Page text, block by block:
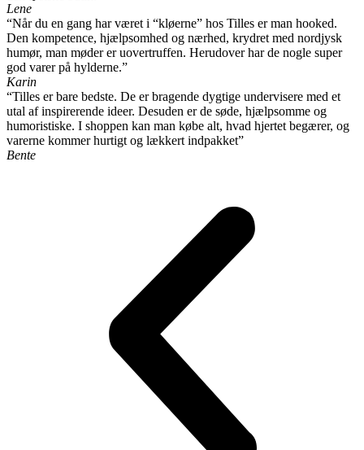
Lene
“Når du en gang har været i “kløerne” hos Tilles er man hooked.
Den kompetence, hjælpsomhed og nærhed, krydret med nordjysk
humør, man møder er uovertruffen. Herudover har de nogle super
god varer på hylderne.”
Karin
“Tilles er bare bedste. De er bragende dygtige undervisere med et
utal af inspirerende ideer. Desuden er de søde, hjælpsomme og
humoristiske. I shoppen kan man købe alt, hvad hjertet begærer, og
varerne kommer hurtigt og lækkert indpakket”
Bente